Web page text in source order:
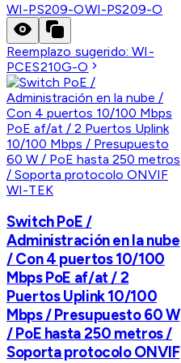
WI-PS209-OWI-PS209-O
Reemplazo sugerido:WI-
PCES210G-O
WI-TEK
Switch PoE /
Administración en la nube
/ Con 4 puertos 10/100
Mbps PoE af/at / 2
Puertos Uplink 10/100
Mbps / Presupuesto 60 W
/ PoE hasta 250 metros /
Soporta protocolo ONVIF